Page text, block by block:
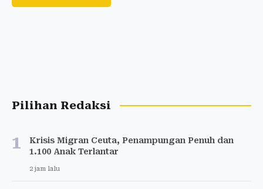
Pilihan Redaksi
1
Krisis Migran Ceuta, Penampungan Penuh dan
1.100 Anak Terlantar
2 jam lalu